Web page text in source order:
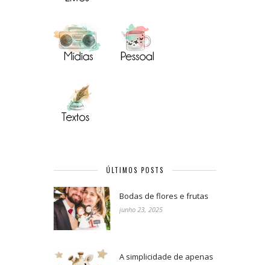
ÚLTIMOS POSTS
Bodas de flores e frutas
junho 23, 2025
A simplicidade de apenas